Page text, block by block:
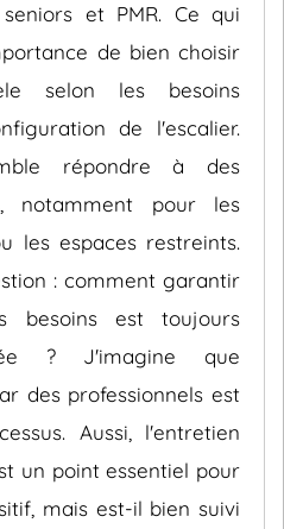
et PMR. Ce qui
de bien choisir
selon les besoins
de l'escalier.
répondre à des
notamment pour les
les espaces restreints.
: comment garantir
besoins est toujours
? J'imagine que
des professionnels est
Aussi, l'entretien
un point essentiel pour
mais est-il bien suivi